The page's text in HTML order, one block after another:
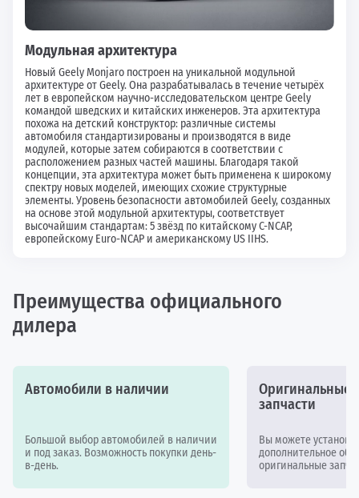
Модульная архитектура
Новый Geely Monjaro построен на уникальной модульной
архитектуре от Geely. Она разрабатывалась в течение четырёх
лет в европейском научно-исследовательском центре Geely
командой шведских и китайских инженеров. Эта архитектура
похожа на детский конструктор: различные системы
автомобиля стандартизированы и производятся в виде
модулей, которые затем собираются в соответствии с
расположением разных частей машины. Благодаря такой
концепции, эта архитектура может быть применена к широкому
спектру новых моделей, имеющих схожие структурные
элементы. Уровень безопасности автомобилей Geely, созданных
на основе этой модульной архитектуры, соответствует
высочайшим стандартам: 5 звёзд по китайскому C-NCAP,
европейскому Euro-NCAP и американскому US IIHS.
Преимущества официального
дилера
Автомобили в наличии
Большой выбор автомобилей в наличии
и под заказ. Возможность покупки день-
в-день.
Оригинальные
запчасти
Вы можете
дополнительное
оригинальные